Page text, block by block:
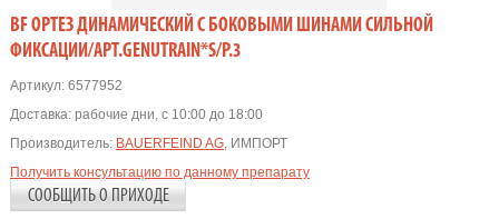
BF ОРТЕЗ ДИНАМИЧЕСКИЙ С БОКОВЫМИ ШИНАМИ СИЛЬНОЙ
ФИКСАЦИИ/АРТ.GENUTRAIN*S/Р.3
Артикул:6577952
Доставка: рабочие дни, с 10:00 до 18:00
Производитель: BAUERFEIND AG, ИМПОРТ
Получить консультацию по данному препарату
СООБЩИТЬ О ПРИХОДЕ